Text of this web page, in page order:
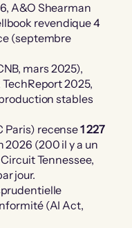
A&O Shearman
revendique 4
(septembre
mars 2025),
TechReport 2025,
stables
Paris) recense1 227
2026 (200 il y a un
Tennessee,
jour.
(AI Act,